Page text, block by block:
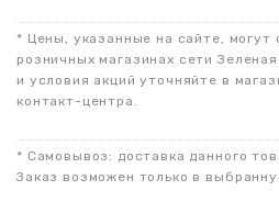
* Цены, указанные на сайте, могут
розничных магазинах сети
и условия акций уточняйте в
контакт-центра.
* Самовывоз: доставка данного
Заказ возможен только в